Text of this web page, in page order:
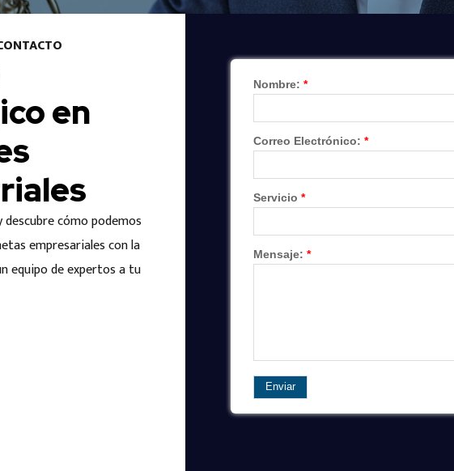
en
cómo podemos
empresariales con la
equipo de expertos a tu